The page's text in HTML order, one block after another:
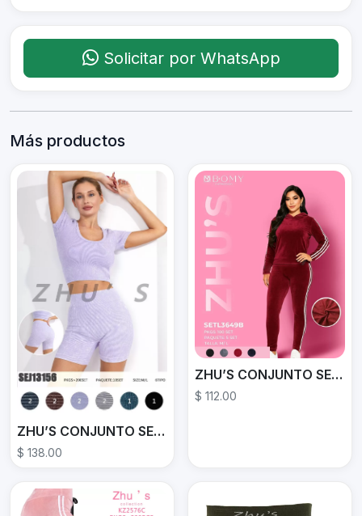
Solicitar por WhatsApp
Más productos
ZHU’S CONJUNTO SEJ13156
$ 138.00
ZHU’S CONJUNTO SET3649B
$ 112.00